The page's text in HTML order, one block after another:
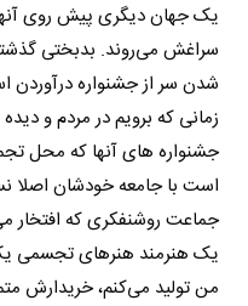
یک جهان دیگری پیش روی
سراغش می‌روند. بدبختی
شدن سر از جشنواره
زمانی که برویم در مردم و
جشنواره های آنها که محل
است با جامعه خودشان اصلا
جماعت روشنفکری که افتخار
من تولید می‌کنم، خریدارش